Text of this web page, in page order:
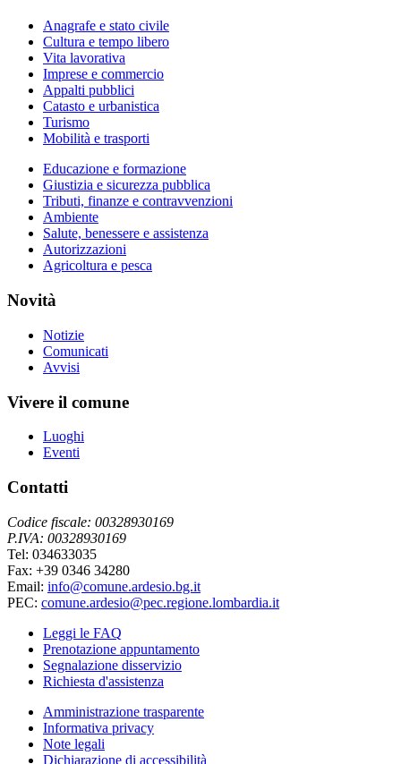
Anagrafe e stato civile
Cultura e tempo libero
Vita lavorativa
Imprese e commercio
Appalti pubblici
Catasto e urbanistica
Turismo
Mobilità e trasporti
Educazione e formazione
Giustizia e sicurezza pubblica
Tributi, finanze e contravvenzioni
Ambiente
Salute, benessere e assistenza
Autorizzazioni
Agricoltura e pesca
Novità
Notizie
Comunicati
Avvisi
Vivere il comune
Luoghi
Eventi
Contatti
Codice fiscale: 00328930169
P.IVA: 00328930169
Tel: 034633035
Fax: +39 0346 34280
Email: info@comune.ardesio.bg.it
PEC: comune.ardesio@pec.regione.lombardia.it
Leggi le FAQ
Prenotazione appuntamento
Segnalazione disservizio
Richiesta d'assistenza
Amministrazione trasparente
Informativa privacy
Note legali
Dichiarazione di accessibilità